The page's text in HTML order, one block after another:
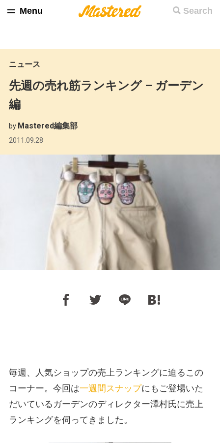
Search
Menu
ニュース
先週の売れ筋ランキング – ガーデン
編
by Mastered編集部
2011.09.28
毎週、人気ショップの売上ランキングに迫るこの
コーナー。今回は一週間スナップにもご登場いた
だいているガーデンのディレクター澤村氏に売上
ランキングを伺ってきました。